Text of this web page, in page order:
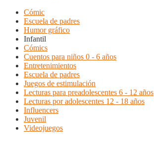
Cómic
Escuela de padres
Humor gráfico
Infantil
Cómics
Cuentos para niños 0 - 6 años
Entretenimientos
Escuela de padres
Juegos de estimulación
Lecturas para preadolescentes 6 - 12 años
Lecturas por adolescentes 12 - 18 años
Influencers
Juvenil
Videojuegos